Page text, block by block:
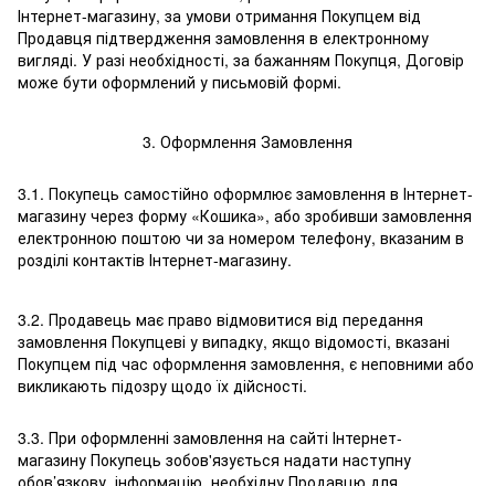
Інтернет-магазину, за умови отримання Покупцем від
Продавця підтвердження замовлення в електронному
вигляді. У разі необхідності, за бажанням Покупця, Договір
може бути оформлений у письмовій формі.
3. Оформлення Замовлення
3.1. Покупець самостійно оформлює замовлення в Інтернет-
магазину через форму «Кошика», або зробивши замовлення
електронною поштою чи за номером телефону, вказаним в
розділі контактів Інтернет-магазину.
3.2. Продавець має право відмовитися від передання
замовлення Покупцеві у випадку, якщо відомості, вказані
Покупцем під час оформлення замовлення, є неповними або
викликають підозру щодо їх дійсності.
3.3. При оформленні замовлення на сайті Інтернет-
магазину Покупець зобов'язується надати наступну